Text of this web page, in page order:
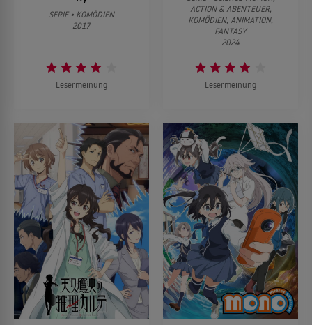
SERIE • KOMÖDIEN
2017
Lesermeinung
ACTION & ABENTEUER,
KOMÖDIEN, ANIMATION,
FANTASY
2024
Lesermeinung